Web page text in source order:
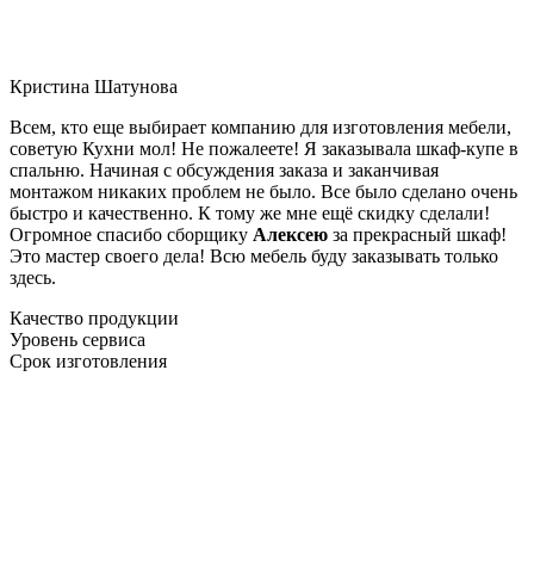
Кристина Шатунова
Всем, кто еще выбирает компанию для изготовления мебели,
советую Кухни мол! Не пожалеете! Я заказывала шкаф-купе в
спальню. Начиная с обсуждения заказа и заканчивая
монтажом никаких проблем не было. Все было сделано очень
быстро и качественно. К тому же мне ещё скидку сделали!
Огромное спасибо сборщику Алексею за прекрасный шкаф!
Это мастер своего дела! Всю мебель буду заказывать только
здесь.
Качество продукции
Уровень сервиса
Срок изготовления